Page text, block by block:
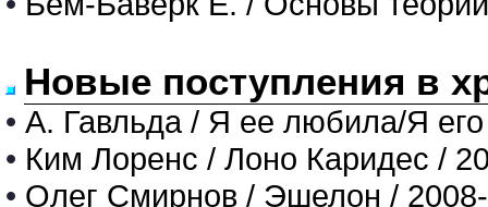
Новые поступления в
• А. Гавльда / Я ее любила/Я
• Ким Лоренс / Лоно Каридес /
• Олег Смирнов / Эшелон /